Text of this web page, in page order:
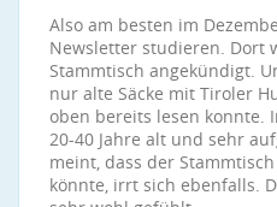
Also am besten im
Newsletter studieren. Dort
Stammtisch angekündigt.
nur alte Säcke mit Tiroler
oben bereits lesen konnte.
20-40 Jahre alt und sehr
meint, dass der
könnte, irrt sich ebenfalls.